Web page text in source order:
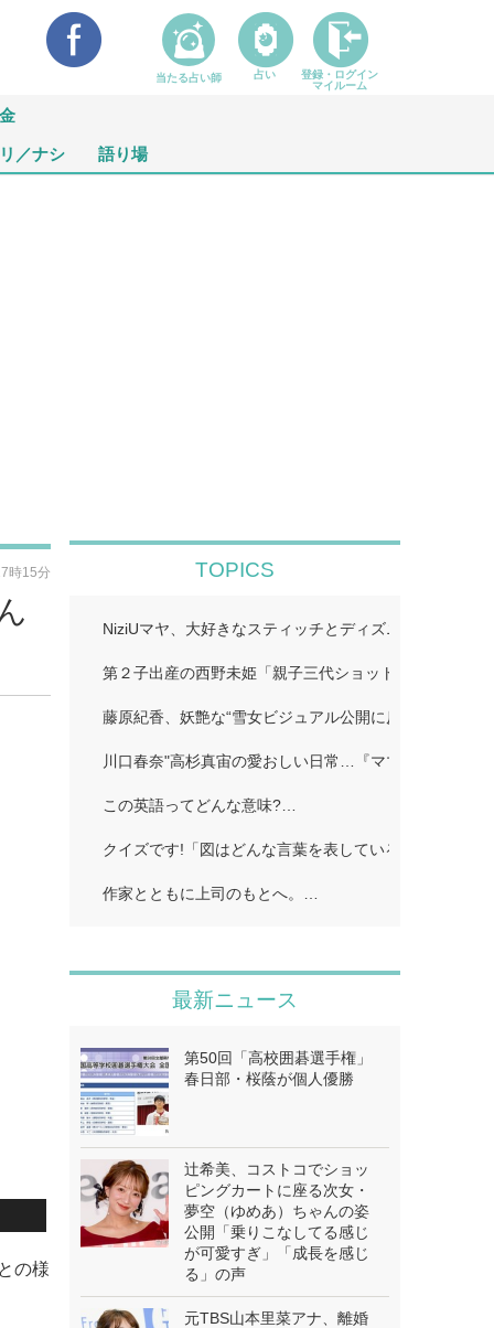
／ナシ 語り場
時15分
の様
TOPICS
NiziUマヤ、大好きなスティッチとディズニー満喫「愛
第２子出産の西野未姫「親子三代ショット」…
藤原紀香、妖艶な“雪女ビジュアル公開に反響続々「美
川口春奈"高杉真宙の愛おしい日常…『ママがもうこの
この英語ってどんな意味?…
クイズです!「図はどんな言葉を表している?」…
作家とともに上司のもとへ。…
最新ニュース
第50回「高校囲碁選手権」
春日部・桜蔭が個人優勝
辻希美、コストコでショッ
ピングカートに座る次女・
夢空（ゆめあ）ちゃんの姿
公開「乗りこなしてる感じ
が可愛すぎ」「成長を感じ
る」の声
元TBS山本里菜アナ、離婚
当たる占い師 占い
登録・ログイン
マイルーム